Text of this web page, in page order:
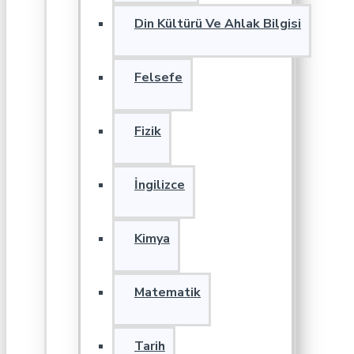
Din Kültürü Ve Ahlak Bilgisi
Felsefe
Fizik
İngilizce
Kimya
Matematik
Tarih